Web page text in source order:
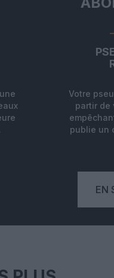
Votre
partir de
publie un
EN